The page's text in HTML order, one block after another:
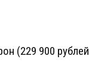
(229 900